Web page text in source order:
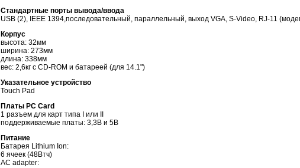
Стандартные порты вывода/ввода
USB (2), IEEE 1394,последовательный, параллельный, выход VGA, S-Video, RJ-11
Корпус
высота: 32мм
ширина: 273мм
длина: 338мм
вес: 2,6кг с CD-ROM и батареей (для 14.1")
Указательное устройство
Touch Pad
Платы PC Card
1 разъем для карт типа I или II
поддерживаемые платы: 3,3В и 5В
Питание
Батарея Lithium Ion:
6 ячеек (48Втч)
AC adapter: